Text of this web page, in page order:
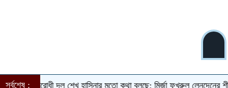
সর্বশেষ :
আটকবিরোধী দল শেখ হাসিনার মতো কথা বলছে: মির্জা ফখরুললেনদেনের শীর্ষে